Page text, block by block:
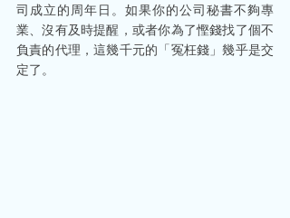
司成立的周年日。如果你的公司秘書不夠專
業、沒有及時提醒，或者你為了慳錢找了個不
負責的代理，這幾千元的「冤枉錢」幾乎是交
定了。